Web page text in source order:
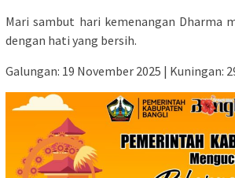
Mari sambut hari kemenangan Dharma
dengan hati yang bersih.
Galungan: 19 November 2025 | Kuningan: